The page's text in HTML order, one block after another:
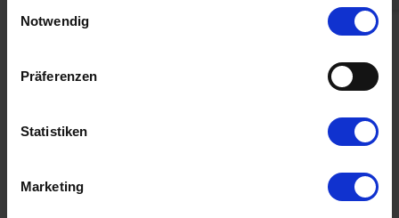
Cookies, wenn Sie unsere Webseite weiterhin nutzen.
Notwendig
Präferenzen
Statistiken
Marketing
Alle Erfahrungsberichte anzeigen
Agentur